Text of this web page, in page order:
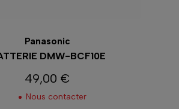
Panasonic
DMW-BCF10E
Prix
49,00 €
Nous contacter